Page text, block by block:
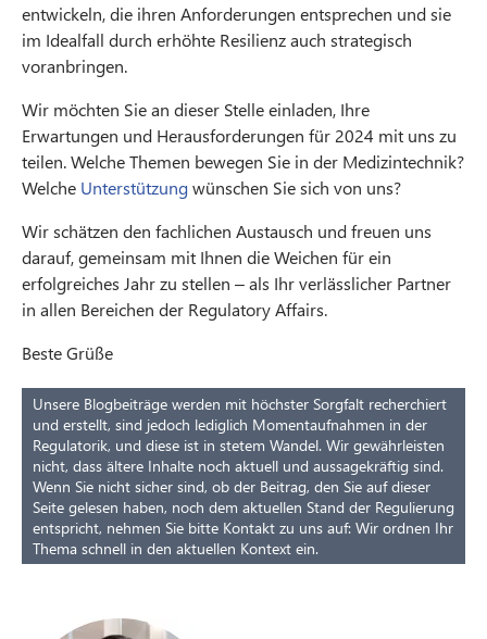
entwickeln, die ihren Anforderungen entsprechen und sie
im Idealfall durch erhöhte Resilienz auch strategisch
voranbringen.
Wir möchten Sie an dieser Stelle einladen, Ihre
Erwartungen und Herausforderungen für 2024 mit uns zu
teilen. Welche Themen bewegen Sie in der Medizintechnik?
Welche Unterstützungwünschen Sie sich von uns?
Wir schätzen den fachlichen Austausch und freuen uns
darauf, gemeinsam mit Ihnen die Weichen für ein
erfolgreiches Jahr zu stellen – als Ihr verlässlicher Partner
in allen Bereichen der Regulatory Affairs.
Beste Grüße
Unsere Blogbeiträge werden mit höchster Sorgfalt recherchiert
und erstellt, sind jedoch lediglich Momentaufnahmen in der
Regulatorik, und diese ist in stetem Wandel. Wir gewährleisten
nicht, dass ältere Inhalte noch aktuell und aussagekräftig sind.
Wenn Sie nicht sicher sind, ob der Beitrag, den Sie auf dieser
Seite gelesen haben, noch dem aktuellen Stand der Regulierung
entspricht, nehmen Sie bitte Kontakt zu uns auf: Wir ordnen Ihr
Thema schnell in den aktuellen Kontext ein.